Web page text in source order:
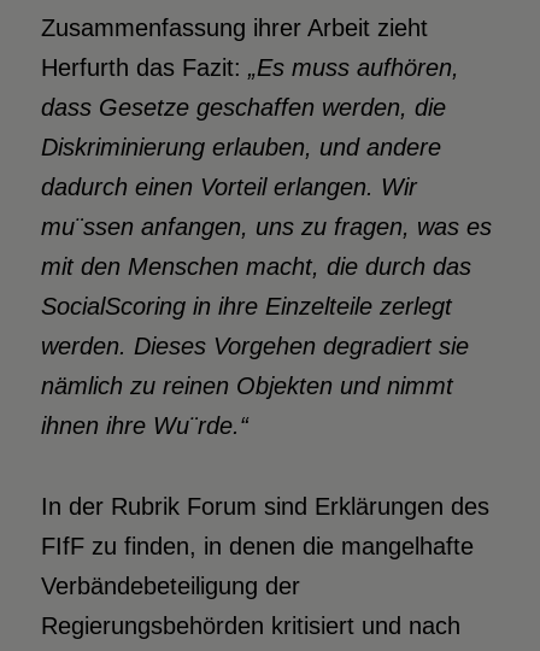
Zusammenfassung ihrer Arbeit zieht
Herfurth das Fazit: „Es muss aufhören,
dass Gesetzegeschaffen werden, die
Diskriminierung erlauben, und andere
dadurch einen Vorteilerlangen. Wir
mu¨ssen anfangen, uns zu fragen, was es
mit den Menschen macht, die durch das
Social­Scoring in ihreEinzelteile zerlegt
werden. Dieses Vorgehen degradiert sie
nämlich zu reinen Objekten und nimmt
ihnen ihre Wu¨rde.“
In der Rubrik Forum sind Erklärungen des
FIfF zu finden, in denen die mangelhafte
Verbändebeteiligung der
Regierungsbehörden kritisiert und nach